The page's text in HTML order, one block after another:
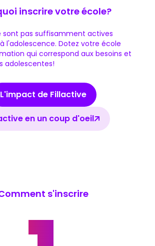
inscrire votre école?
sont pas suffisamment actives
l'adolescence. Dotez votre école
qui correspond aux besoins et
adolescentes!
L'impact de Fillactive
en un coup d'oeil
s'inscrire